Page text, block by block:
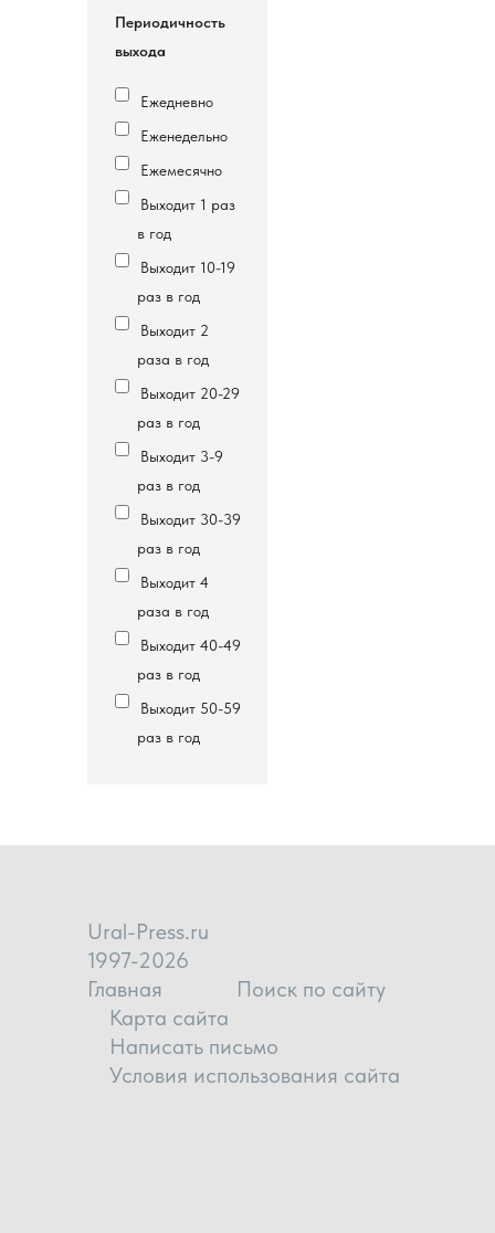
Периодичность
выхода
Ежедневно
Еженедельно
Ежемесячно
Выходит 1 раз
в год
Выходит 10-19
раз в год
Выходит 2
раза в год
Выходит 20-29
раз в год
Выходит 3-9
раз в год
Выходит 30-39
раз в год
Выходит 4
раза в год
Выходит 40-49
раз в год
Выходит 50-59
раз в год
Ural-Press.ru
1997-2026
Главная
Поиск по сайту
Карта сайта
Написать письмо
Условия использования сайта